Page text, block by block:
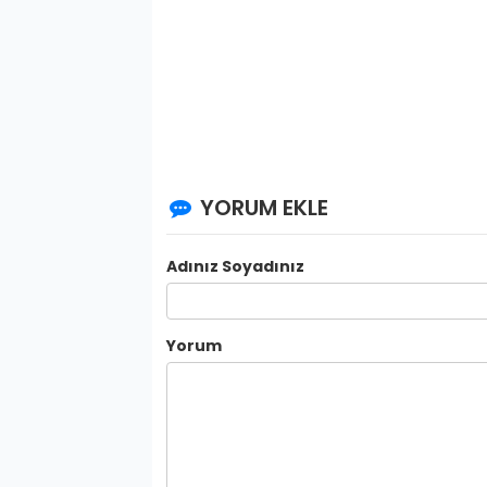
YORUM EKLE
Adınız Soyadınız
Yorum